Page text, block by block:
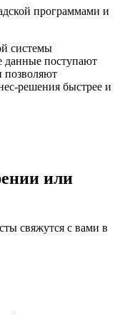
программами и
системы
данные поступают
позволяют
решения быстрее и
или
свяжутся с вами в